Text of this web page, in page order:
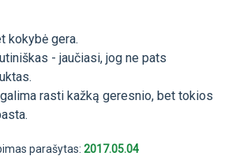
kokybė gera.
- jaučiasi, jog ne pats
rasti kažką geresnio, bet tokios
parašytas: 2017.05.04